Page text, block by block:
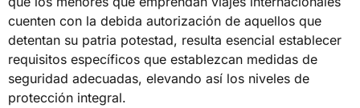
cuenten con la debida autorización de aquellos que
detentan su patria potestad, resulta esencial establecer
requisitos específicos que establezcan medidas de
seguridad adecuadas, elevando así los niveles de
protección integral.